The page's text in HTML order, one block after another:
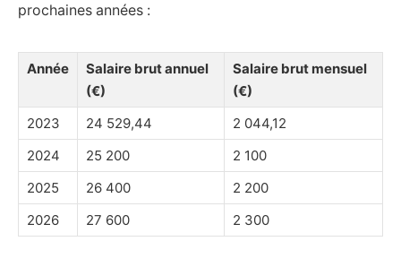
prochaines années :
Année
Salaire brut annuel
(€)
Salaire brut mensuel
(€)
2023
24 529,44
2 044,12
2024
25 200
2 100
2025
26 400
2 200
2026
27 600 2 300